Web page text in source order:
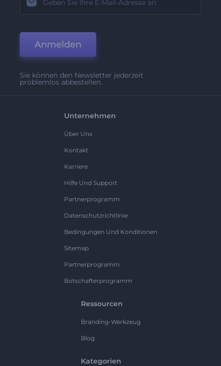
Anmelden
Sie können den Newsletter jederzeit
problemlos abbestellen.
Unternehmen
Über Uns
Kontakt
Karriere
Hilfe Und Support
Partnerprogramm
Datenschutzrichtlinie
Bedingungen Und Konditionen
Sitemap
Partnerprogramm
Botschafterprogramm
Ressourcen
Branding-Werkzeug
Blog
Kategorien